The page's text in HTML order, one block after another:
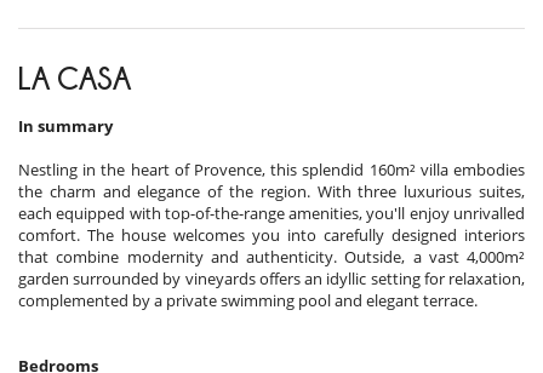
LA CASA
In summary
Nestling in the heart of Provence, this splendid 160m² villa embodies
the charm and elegance of the region. With three luxurious suites,
each equipped with top-of-the-range amenities, you'll enjoy unrivalled
comfort. The house welcomes you into carefully designed interiors
that combine modernity and authenticity. Outside, a vast 4,000m²
garden surrounded by vineyards offers an idyllic setting for relaxation,
complemented by a private swimming pool and elegant terrace.
Bedrooms